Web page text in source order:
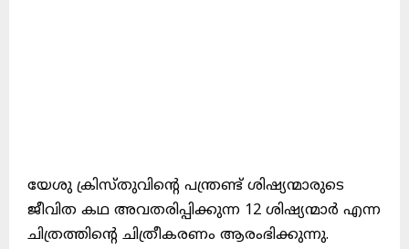
യേശു ക്രിസ്തുവിന്റെ പന്ത്രണ്ട് ശിഷ്യന്മാരുടെ
ജീവിത കഥ അവതരിപ്പിക്കുന്ന 12 ശിഷ്യന്മാർ എന്ന
ചിത്രത്തിന്റെ ചിത്രീകരണം ആരംഭിക്കുന്നു.